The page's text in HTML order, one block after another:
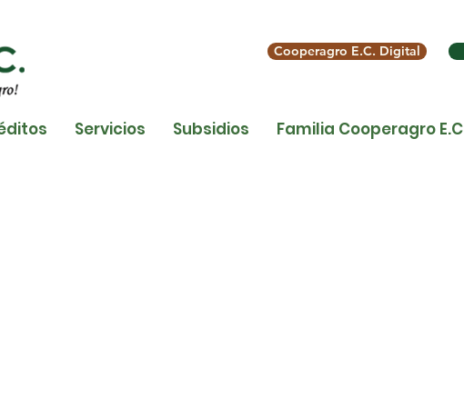
Cooperagro E.C. Digital
Servicios Subsidios Familia Cooperagro E.C